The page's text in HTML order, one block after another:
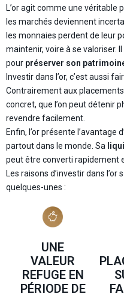
L’or agit comme une véritable
les marchés deviennent
les monnaies perdent de leur
maintenir, voire à se valoriser.
pour préserver son
Investir dans l’or, c’est aussi
Contrairement aux placements
concret, que l’on peut détenir
revendre facilement.
Enfin, l’or présente l’avantage
partout dans le monde. Sa
peut être converti rapidement
Les raisons d’investir dans
quelques-unes :
UNE
VALEUR
REFUGE EN
PÉRIODE DE